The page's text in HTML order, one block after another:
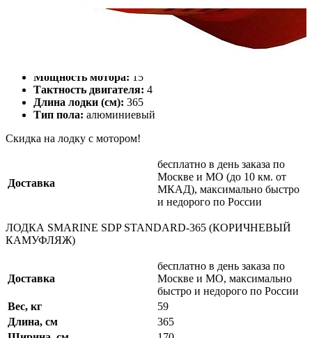
Мощность мотора: 15
Тактность двигателя: 4
Длина лодки (см): 365
Тип пола: алюминиевый
Скидка на лодку с мотором!
Доставка
бесплатно в день заказа по
Москве и МО (до 10 км. от
МКАД), максимально быстро
и недорого по России
ЛОДКА SMARINE SDP STANDARD-365 (КОРИЧНЕВЫЙ
КАМУФЛЯЖ)
Доставка
бесплатно в день заказа по
Москве и МО, максимально
быстро и недорого по России
Вес, кг
59
Длина, см
365